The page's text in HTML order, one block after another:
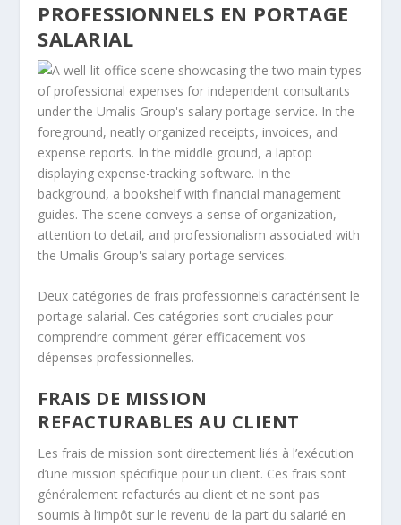
PROFESSIONNELS EN PORTAGE
SALARIAL
Deux catégories de frais professionnels caractérisent le
portage salarial. Ces catégories sont cruciales pour
comprendre comment gérer efficacement vos
dépenses professionnelles.
FRAIS DE MISSION
REFACTURABLES AU CLIENT
Les frais de mission sont directement liés à l’exécution
d’une mission spécifique pour un client. Ces frais sont
généralement refacturés au client et ne sont pas
soumis à l’impôt sur le revenu de la part du salarié en